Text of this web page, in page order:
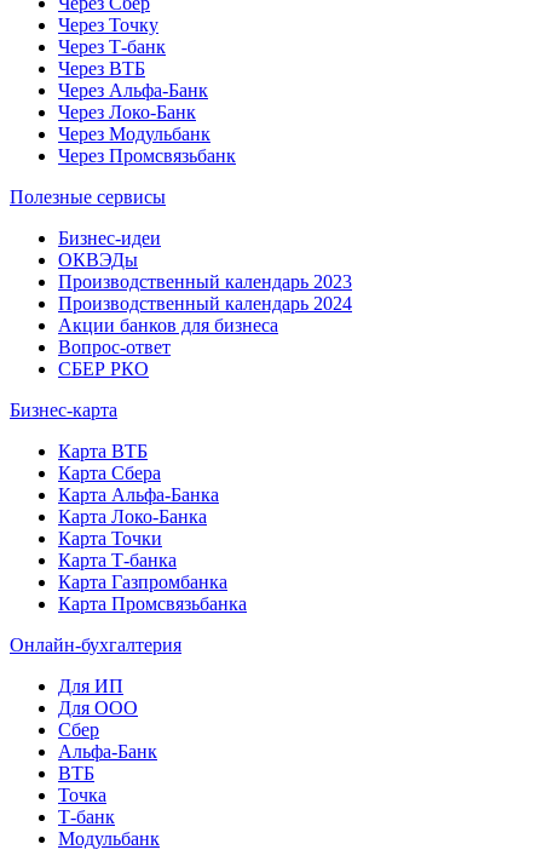
Через Точку
Через Т-банк
Через ВТБ
Через Альфа-Банк
Через Локо-Банк
Через Модульбанк
Через Промсвязьбанк
Полезные сервисы
Бизнес-идеи
ОКВЭДы
Производственный календарь 2023
Производственный календарь 2024
Акции банков для бизнеса
Вопрос-ответ
СБЕР РКО
Бизнес-карта
Карта ВТБ
Карта Сбера
Карта Альфа-Банка
Карта Локо-Банка
Карта Точки
Карта Т-банка
Карта Газпромбанка
Карта Промсвязьбанка
Онлайн-бухгалтерия
Для ИП
Для ООО
Сбер
Альфа-Банк
ВТБ
Точка
Т-банк
Модульбанк